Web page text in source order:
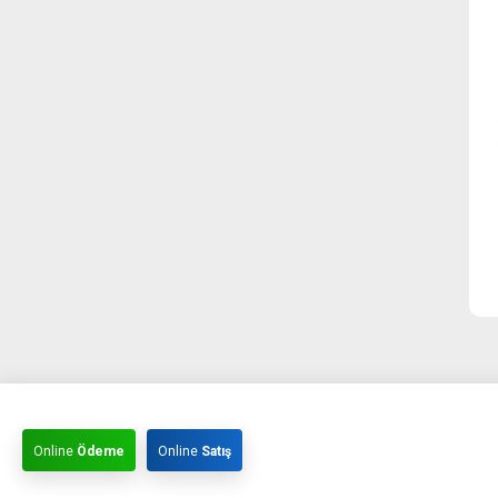
Online Ödeme Online Satış